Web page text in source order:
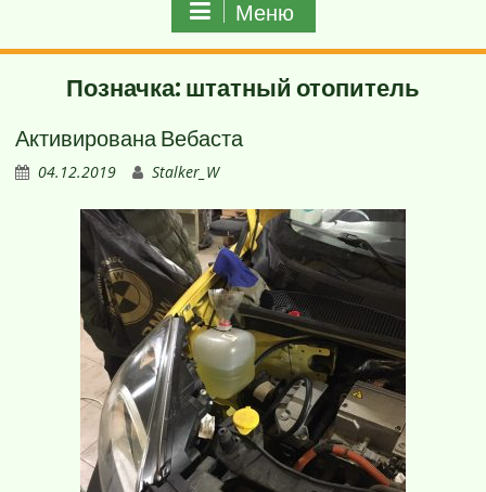
Меню
Позначка: штатный отопитель
Активирована Вебаста
04.12.2019 Stalker_W